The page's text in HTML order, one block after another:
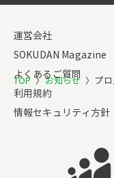
TOP 〉 お知らせ 〉 プ
運営会社
SOKUDAN Magazine
よくあるご質問
利用規約
情報セキュリティ方針